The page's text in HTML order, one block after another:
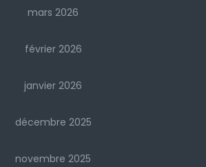
mars 2026
février 2026
janvier 2026
décembre 2025
novembre 2025